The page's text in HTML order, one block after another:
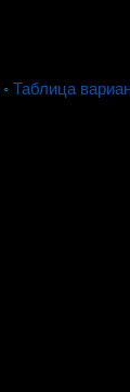
◦ Таблица